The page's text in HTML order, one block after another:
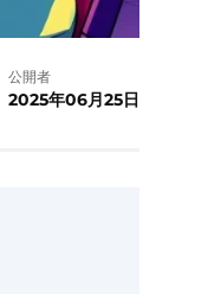
公開者
2025年06月25日